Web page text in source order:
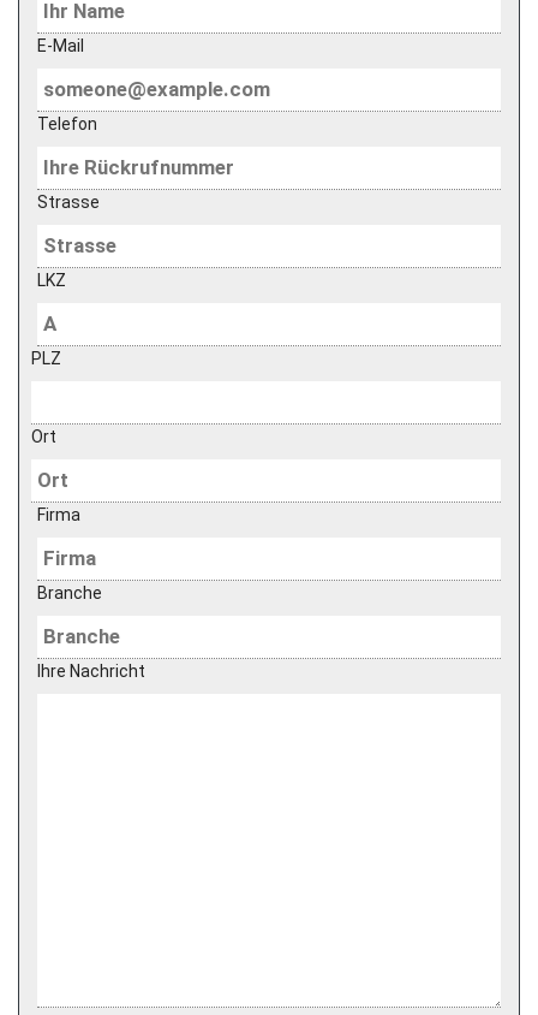
E-Mail
Telefon
Strasse
LKZ
PLZ
Ort
Firma
Branche
Ihre Nachricht